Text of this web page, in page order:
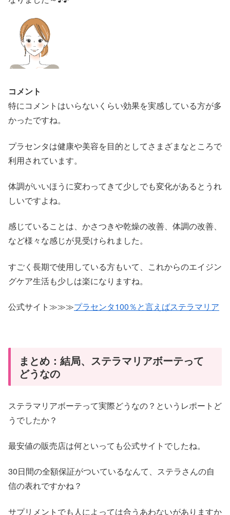
コメント
特にコメントはいらないくらい効果を実感している方が多
かったですね。
プラセンタは健康や美容を目的としてさまざまなところで
利用されています。
体調がいいほうに変わってきて少しでも変化があるとうれ
しいですよね。
感じていることは、かさつきや乾燥の改善、体調の改善、
など様々な感じが見受けられました。
すごく長期で使用している方もいて、これからのエイジン
グケア生活も少しは楽になりますね。
公式サイト≫≫≫プラセンタ100％と言えばステラマリア
まとめ：結局、ステラマリアボーテって
どうなの
ステラマリアボーテって実際どうなの？というレポートど
うでしたか？
最安値の販売店は何といっても公式サイトでしたね。
30日間の全額保証がついているなんて、ステラさんの自
信の表れですかね？
サプリメントでも人によっては合うあわないがありますか